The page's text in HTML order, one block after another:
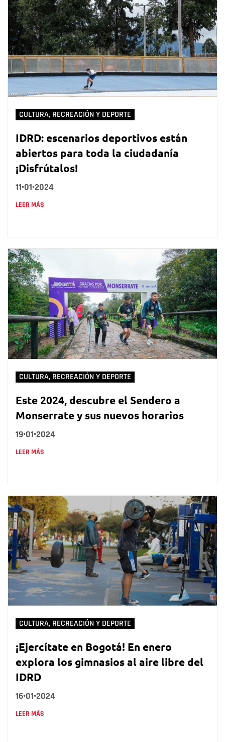
CULTURA, RECREACIÓN Y DEPORTE
IDRD: escenarios deportivos están
abiertos para toda la ciudadanía
¡Disfrútalos!
11•01•2024
LEER MÁS
CULTURA, RECREACIÓN Y DEPORTE
Este 2024, descubre el Sendero a
Monserrate y sus nuevos horarios
19•01•2024
LEER MÁS
CULTURA, RECREACIÓN Y DEPORTE
¡Ejercítate en Bogotá! En enero
explora los gimnasios al aire libre del
IDRD
16•01•2024
LEER MÁS